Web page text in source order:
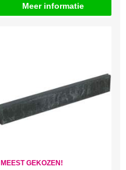
Meer informatie
MEEST GEKOZEN!